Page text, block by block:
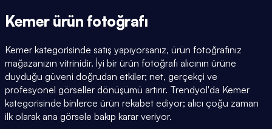
Kemer ürün fotoğrafı
Kemer kategorisinde satış yapıyorsanız, ürün fotoğrafınız
mağazanızın vitrinidir. İyi bir ürün fotoğrafı alıcının ürüne
duyduğu güveni doğrudan etkiler; net, gerçekçi ve
profesyonel görseller dönüşümü artırır. Trendyol'da Kemer
kategorisinde binlerce ürün rekabet ediyor; alıcı çoğu zaman
ilk olarak ana görsele bakıp karar veriyor.